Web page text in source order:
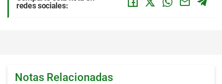
redes sociales:
Notas Relacionadas